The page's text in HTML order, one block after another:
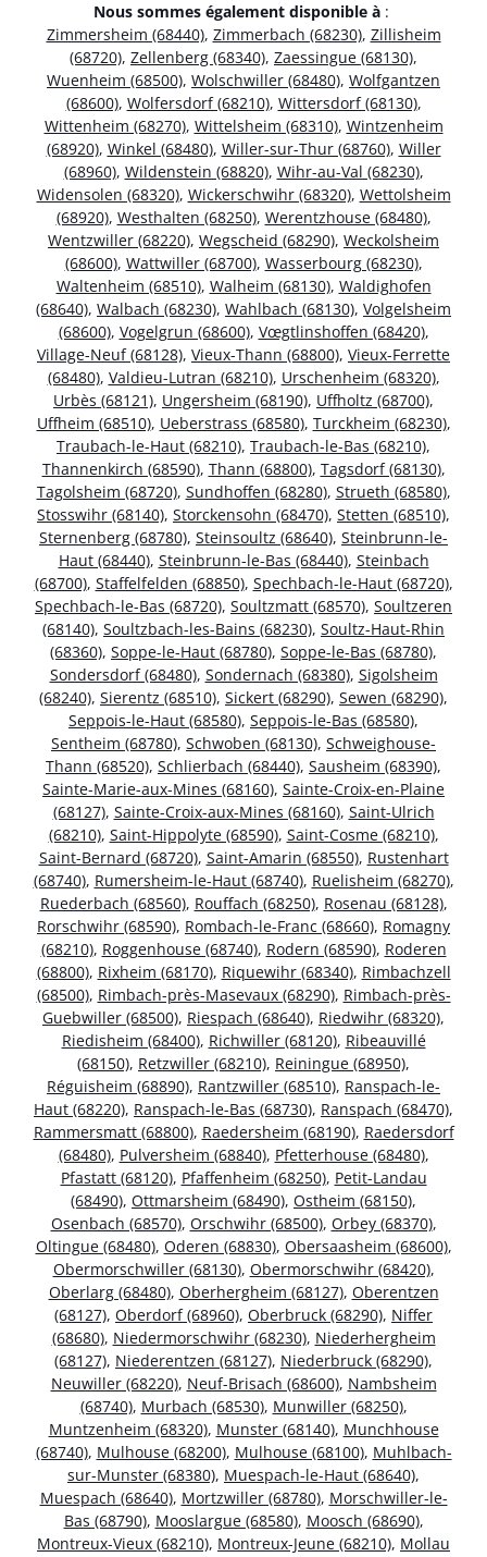
Nous sommes également disponible à :
Zimmersheim (68440), Zimmerbach (68230), Zillisheim
(68720), Zellenberg (68340), Zaessingue (68130),
Wuenheim (68500), Wolschwiller (68480), Wolfgantzen
(68600), Wolfersdorf (68210), Wittersdorf (68130),
Wittenheim (68270), Wittelsheim (68310), Wintzenheim
(68920), Winkel (68480), Willer-sur-Thur (68760), Willer
(68960), Wildenstein (68820), Wihr-au-Val (68230),
Widensolen (68320), Wickerschwihr (68320), Wettolsheim
(68920), Westhalten (68250), Werentzhouse (68480),
Wentzwiller (68220), Wegscheid (68290), Weckolsheim
(68600), Wattwiller (68700), Wasserbourg (68230),
Waltenheim (68510), Walheim (68130), Waldighofen
(68640), Walbach (68230), Wahlbach (68130), Volgelsheim
(68600), Vogelgrun (68600), Vœgtlinshoffen (68420),
Village-Neuf (68128), Vieux-Thann (68800), Vieux-Ferrette
(68480), Valdieu-Lutran (68210), Urschenheim (68320),
Urbès (68121), Ungersheim (68190), Uffholtz (68700),
Uffheim (68510), Ueberstrass (68580), Turckheim (68230),
Traubach-le-Haut (68210), Traubach-le-Bas (68210),
Thannenkirch (68590), Thann (68800), Tagsdorf (68130),
Tagolsheim (68720), Sundhoffen (68280), Strueth (68580),
Stosswihr (68140), Storckensohn (68470), Stetten (68510),
Sternenberg (68780), Steinsoultz (68640), Steinbrunn-le-
Haut (68440), Steinbrunn-le-Bas (68440), Steinbach
(68700), Staffelfelden (68850), Spechbach-le-Haut (68720),
Spechbach-le-Bas (68720), Soultzmatt (68570), Soultzeren
(68140), Soultzbach-les-Bains (68230), Soultz-Haut-Rhin
(68360), Soppe-le-Haut (68780), Soppe-le-Bas (68780),
Sondersdorf (68480), Sondernach (68380), Sigolsheim
(68240), Sierentz (68510), Sickert (68290), Sewen (68290),
Seppois-le-Haut (68580), Seppois-le-Bas (68580),
Sentheim (68780), Schwoben (68130), Schweighouse-
Thann (68520), Schlierbach (68440), Sausheim (68390),
Sainte-Marie-aux-Mines (68160), Sainte-Croix-en-Plaine
(68127), Sainte-Croix-aux-Mines (68160), Saint-Ulrich
(68210), Saint-Hippolyte (68590), Saint-Cosme (68210),
Saint-Bernard (68720), Saint-Amarin (68550), Rustenhart
(68740), Rumersheim-le-Haut (68740), Ruelisheim (68270),
Ruederbach (68560), Rouffach (68250), Rosenau (68128),
Rorschwihr (68590), Rombach-le-Franc (68660), Romagny
(68210), Roggenhouse (68740), Rodern (68590), Roderen
(68800), Rixheim (68170), Riquewihr (68340), Rimbachzell
(68500), Rimbach-près-Masevaux (68290), Rimbach-près-
Guebwiller (68500), Riespach (68640), Riedwihr (68320),
Riedisheim (68400), Richwiller (68120), Ribeauvillé
(68150), Retzwiller (68210), Reiningue (68950),
Réguisheim (68890), Rantzwiller (68510), Ranspach-le-
Haut (68220), Ranspach-le-Bas (68730), Ranspach (68470),
Rammersmatt (68800), Raedersheim (68190), Raedersdorf
(68480), Pulversheim (68840), Pfetterhouse (68480),
Pfastatt (68120), Pfaffenheim (68250), Petit-Landau
(68490), Ottmarsheim (68490), Ostheim (68150),
Osenbach (68570), Orschwihr (68500), Orbey (68370),
Oltingue (68480), Oderen (68830), Obersaasheim (68600),
Obermorschwiller (68130), Obermorschwihr (68420),
Oberlarg (68480), Oberhergheim (68127), Oberentzen
(68127), Oberdorf (68960), Oberbruck (68290), Niffer
(68680), Niedermorschwihr (68230), Niederhergheim
(68127), Niederentzen (68127), Niederbruck (68290),
Neuwiller (68220), Neuf-Brisach (68600), Nambsheim
(68740), Murbach (68530), Munwiller (68250),
Muntzenheim (68320), Munster (68140), Munchhouse
(68740), Mulhouse (68200), Mulhouse (68100), Muhlbach-
sur-Munster (68380), Muespach-le-Haut (68640),
Muespach (68640), Mortzwiller (68780), Morschwiller-le-
Bas (68790), Mooslargue (68580), Moosch (68690),
Montreux-Vieux (68210), Montreux-Jeune (68210), Mollau